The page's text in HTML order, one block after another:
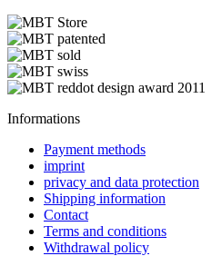
Informations
Payment methods
imprint
privacy and data protection
Shipping information
Contact
Terms and conditions
Withdrawal policy